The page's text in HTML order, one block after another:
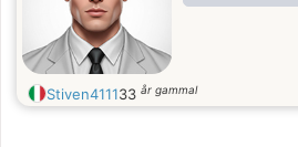
Stiven411133 år gammal